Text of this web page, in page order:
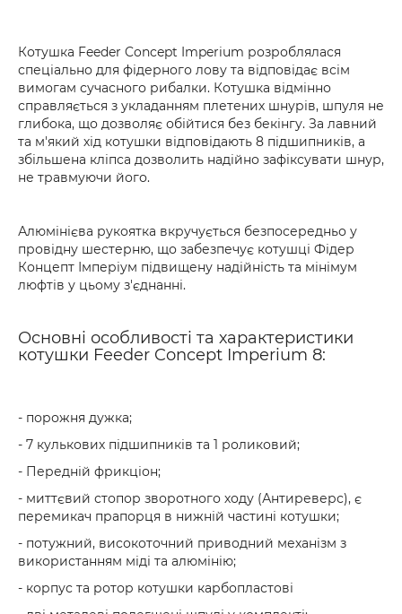
Котушка Feeder Concept Imperium розроблялася
спеціально для фідерного лову та відповідає всім
вимогам сучасного рибалки. Котушка відмінно
справляється з укладанням плетених шнурів, шпуля не
глибока, що дозволяє обійтися без бекінгу. За лавний
та м'який хід котушки відповідають 8 підшипників, а
збільшена кліпса дозволить надійно зафіксувати шнур,
не травмуючи його.
Алюмінієва рукоятка вкручується безпосередньо у
провідну шестерню, що забезпечує котушці Фідер
Концепт Імперіум підвищену надійність та мінімум
люфтів у цьому з'єднанні.
Основні особливості та характеристики
котушки Feeder Concept Imperium 8:
- порожня дужка;
- 7 кулькових підшипників та 1 роликовий;
- Передній фрикціон;
- миттєвий стопор зворотного ходу (Антиреверс), є
перемикач прапорця в нижній частині котушки;
- потужний, високоточний приводний механізм з
використанням міді та алюмінію;
- корпус та ротор котушки карбопластові